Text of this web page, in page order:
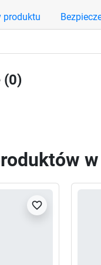
produktu
(0)
favorite_border